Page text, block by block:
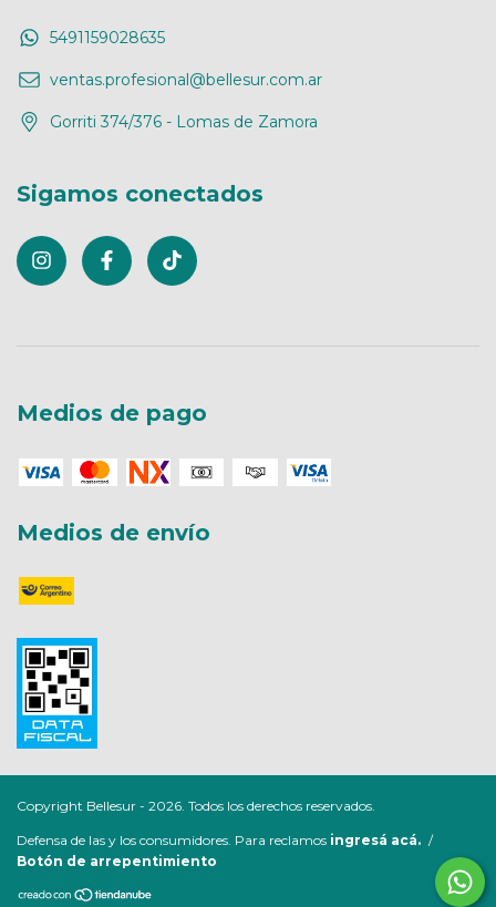
5491159028635
ventas.profesional@bellesur.com.ar
Gorriti 374/376 - Lomas de Zamora
Sigamos conectados
Medios de pago
Medios de envío
Copyright Bellesur - 2026. Todos los derechos reservados.
Defensa de las y los consumidores. Para reclamos ingresá acá. /
Botón de arrepentimiento